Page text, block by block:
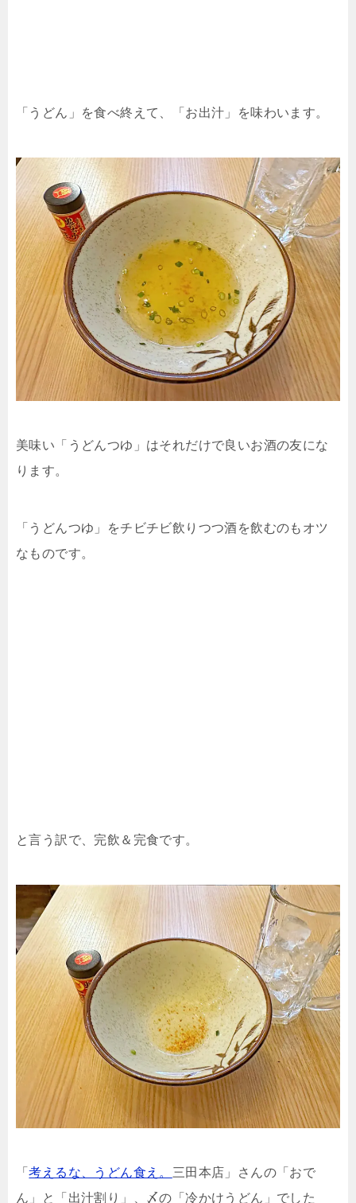
「うどん」を食べ終えて、「お出汁」を味わいます。
美味い「うどんつゆ」はそれだけで良いお酒の友にな
ります。
「うどんつゆ」をチビチビ飲りつつ酒を飲むのもオツ
なものです。
と言う訳で、完飲＆完食です。
「考えるな、うどん食え。 三田本店」さんの「おで
ん」と「出汁割り」、〆の「冷かけうどん」でした